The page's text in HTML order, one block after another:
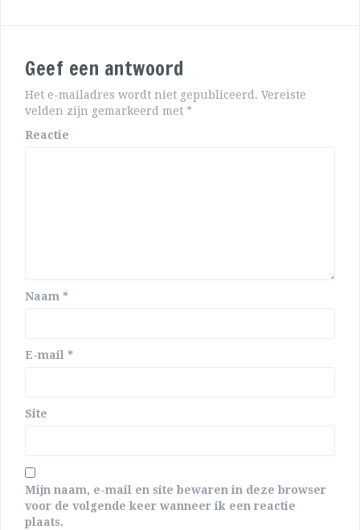
Geef een antwoord
Het e-mailadres wordt niet gepubliceerd. Vereiste
velden zijn gemarkeerd met *
Reactie
Naam *
E-mail *
Site
Mijn naam, e-mail en site bewaren in deze browser
voor de volgende keer wanneer ik een reactie
plaats.